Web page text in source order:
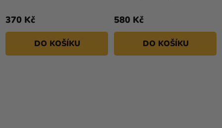
370 Kč
DO KOŠÍKU
580 Kč
DO KOŠÍKU